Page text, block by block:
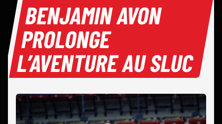
BENJAMIN AVON
PROLONGE
L’AVENTURE AU SLUC